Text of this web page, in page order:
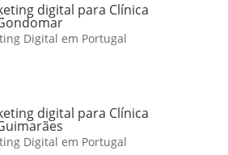
digital para Clínica
Digital em Portugal
digital para Clínica
Digital em Portugal